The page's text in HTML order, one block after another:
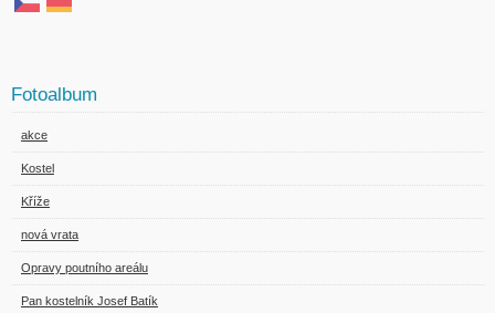
Fotoalbum
akce
Kostel
Kříže
nová vrata
Opravy poutního areálu
Pan kostelník Josef Batík